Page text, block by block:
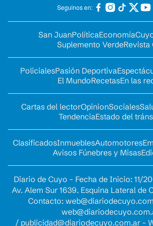
Seguinos en:
San JuanPolíticaEconomía
Suplemento VerdeRevista
PolicialesPasión Deportiva
El MundoRecetasEn las
Cartas del lectorOpinionSociales
TendenciaEstado del
ClasificadosInmueblesAutomotores
Avisos Fúnebres y Misas
Diario de Cuyo - Fecha de Inicio: 11/
Av. Alem Sur 1639. Esquina Lateral de
Contacto:
/ publicidad@diariodecuyo.com.ar-